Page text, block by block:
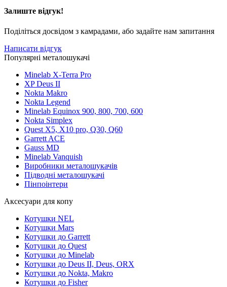
Залиште відгук!
Поділіться досвідом з камрадами, або задайте нам запитання
Написати відгук
Популярні металошукачі
Minelab X-Terra Pro
XP Deus II
Nokta Makro
Nokta Legend
Minelab Equinox 900, 800, 700, 600
Nokta Simplex
Quest X5, X10 pro, Q30, Q60
Garrett ACE
Gauss MD
Minelab Vanquish
Виробники металошукачів
Підводні металошукачі
Пінпоінтери
Аксесуари для копу
Котушки NEL
Котушки Mars
Котушки до Garrett
Котушки до Quest
Котушки до Minelab
Котушки до Deus II, Deus, ORX
Котушки до Nokta, Makro
Котушки до Fisher